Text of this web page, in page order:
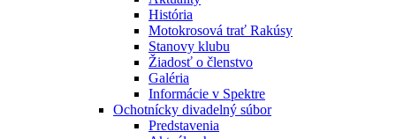
História
Motokrosová trať Rakúsy
Stanovy klubu
Žiadosť o členstvo
Galéria
Informácie v Spektre
Ochotnícky divadelný súbor
Predstavenia